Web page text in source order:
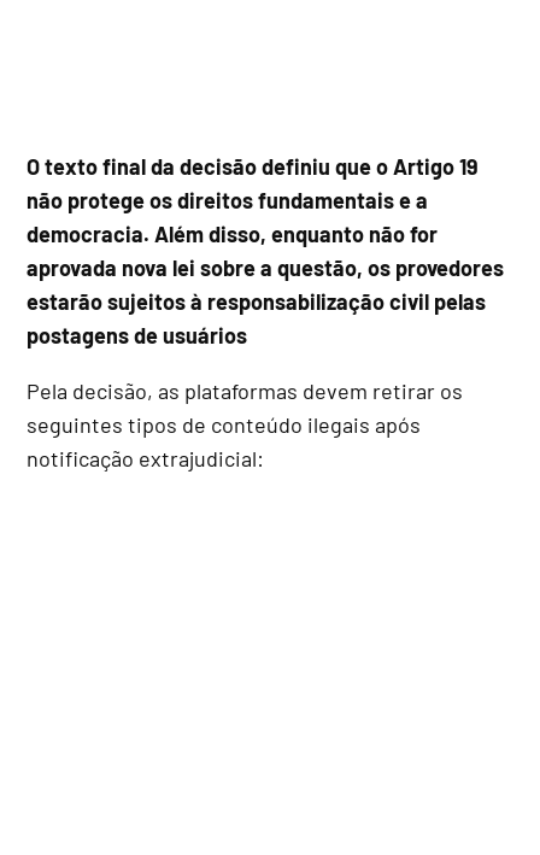
O texto final da decisão definiu que o Artigo 19
não protege os direitos fundamentais e a
democracia. Além disso, enquanto não for
aprovada nova lei sobre a questão, os provedores
estarão sujeitos à responsabilização civil pelas
postagens de usuários
Pela decisão, as plataformas devem retirar os
seguintes tipos de conteúdo ilegais após
notificação extrajudicial: